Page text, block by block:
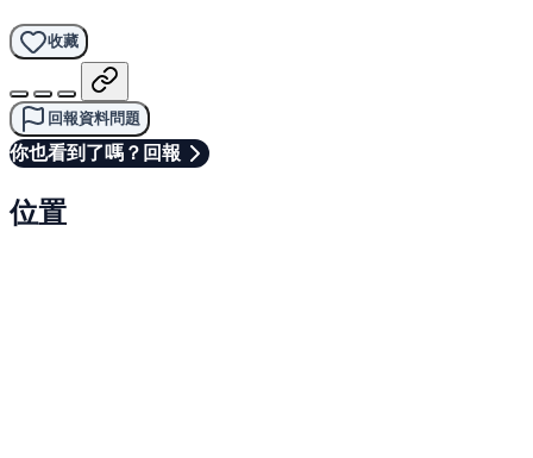
收藏
回報資料問題
你也看到了嗎？回報
位置